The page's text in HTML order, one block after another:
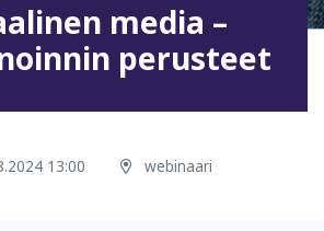
media –
perusteet
13:00 webinaari